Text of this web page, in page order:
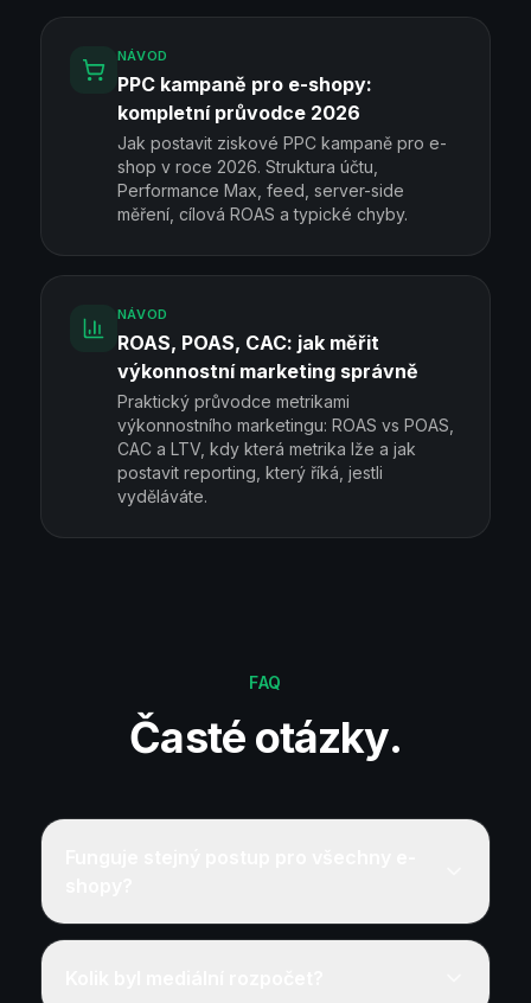
NÁVOD
PPC kampaně pro e-shopy:
kompletní průvodce 2026
Jak postavit ziskové PPC kampaně pro e-
shop v roce 2026. Struktura účtu,
Performance Max, feed, server-side
měření, cílová ROAS a typické chyby.
NÁVOD
ROAS, POAS, CAC: jak měřit
výkonnostní marketing správně
Praktický průvodce metrikami
výkonnostního marketingu: ROAS vs POAS,
CAC a LTV, kdy která metrika lže a jak
postavit reporting, který říká, jestli
vyděláváte.
FAQ
Časté otázky.
Princip ano (měření → feed → segmentace →